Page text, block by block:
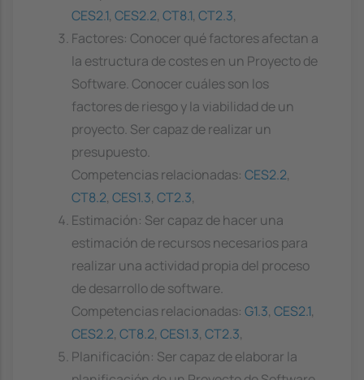
CES2.1, CES2.2, CT8.1, CT2.3,
Factores: Conocer qué factores afectan a
la estructura de costes en un Proyecto de
Software. Conocer cuáles son los
factores de riesgo y la viabilidad de un
proyecto. Ser capaz de realizar un
presupuesto.
Competencias relacionadas: CES2.2,
CT8.2, CES1.3, CT2.3,
Estimación: Ser capaz de hacer una
estimación de recursos necesarios para
realizar una actividad propia del proceso
de desarrollo de software.
Competencias relacionadas: G1.3, CES2.1,
CES2.2, CT8.2, CES1.3, CT2.3,
Planificación: Ser capaz de elaborar la